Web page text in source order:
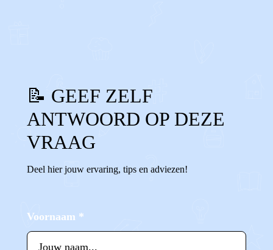
📝 GEEF ZELF
ANTWOORD OP DEZE
VRAAG
Deel hier jouw ervaring, tips en adviezen!
Voornaam *